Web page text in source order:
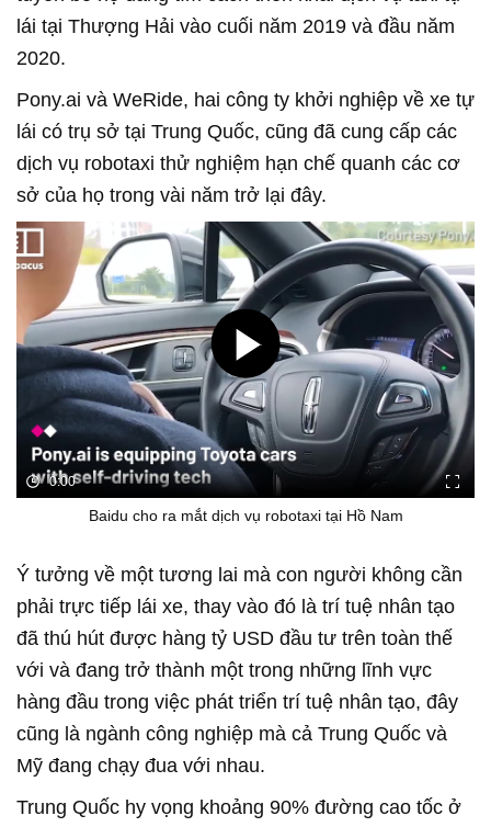
lái tại Thượng Hải vào cuối năm 2019 và đầu năm
2020.
Pony.ai và WeRide, hai công ty khởi nghiệp về xe tự
lái có trụ sở tại Trung Quốc, cũng đã cung cấp các
dịch vụ robotaxi thử nghiệm hạn chế quanh các cơ
sở của họ trong vài năm trở lại đây.
0:00
Baidu cho ra mắt dịch vụ robotaxi tại Hồ Nam
Ý tưởng về một tương lai mà con người không cần
phải trực tiếp lái xe, thay vào đó là trí tuệ nhân tạo
đã thú hút được hàng tỷ USD đầu tư trên toàn thế
với và đang trở thành một trong những lĩnh vực
hàng đầu trong việc phát triển trí tuệ nhân tạo, đây
cũng là ngành công nghiệp mà cả Trung Quốc và
Mỹ đang chạy đua với nhau.
Trung Quốc hy vọng khoảng 90% đường cao tốc ở